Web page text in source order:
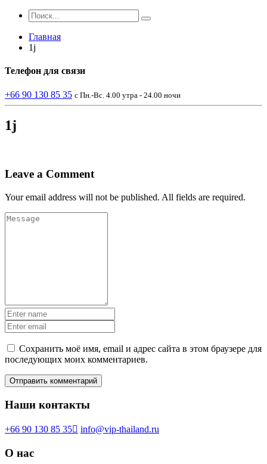
Главная
1j
Телефон для связи
+66 90 130 85 35 с Пн.-Вс. 4.00 утра - 24.00 ночи
1j
Leave a Comment
Your email address will not be published. All fields are required.
Сохранить моё имя, email и адрес сайта в этом браузере для
последующих моих комментариев.
Наши контакты
+66 90 130 85 35 info@vip-thailand.ru
О нас